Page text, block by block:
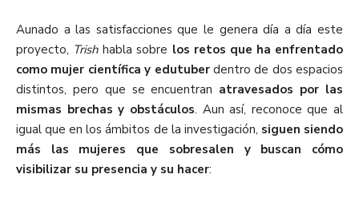
Aunado a las satisfacciones que le genera día a día este
proyecto, Trish habla sobre los retos que ha enfrentado
como mujer científica y edutuber dentro de dos espacios
distintos, pero que se encuentran atravesados por las
mismas brechas y obstáculos. Aun así, reconoce que al
igual que en los ámbitos de la investigación, siguen siendo
más las mujeres que sobresalen y buscan cómo
visibilizar su presencia y su hacer: